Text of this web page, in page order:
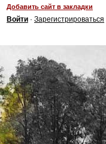
Добавить сайт в закладки
Войти · Зарегистрироваться